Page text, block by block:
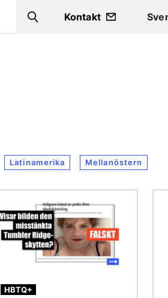
Search
Kontakt
Latinamerika Mellanöstern
HBTQ+